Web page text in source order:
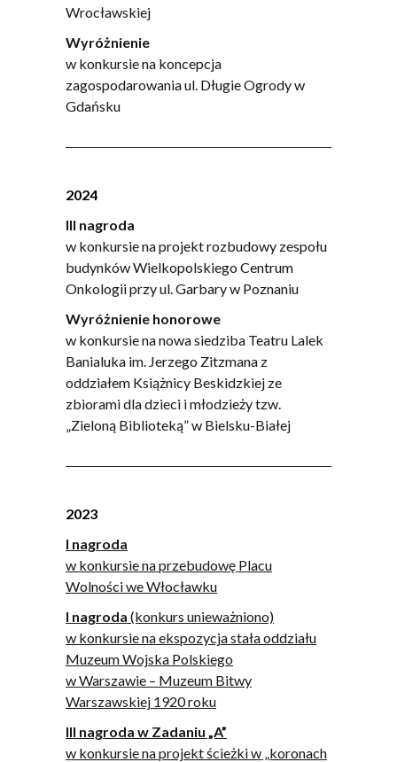
Wrocławskiej
Wyróżnienie
w konkursie na koncepcja
zagospodarowania ul. Długie Ogrody w
Gdańsku
2024
III nagroda
w konkursie na projekt rozbudowy zespołu
budynków Wielkopolskiego Centrum
Onkologii przy ul. Garbary w Poznaniu
Wyróżnienie honorowe
w konkursie na nowa siedziba Teatru Lalek
Banialuka im. Jerzego Zitzmana z
oddziałem Książnicy Beskidzkiej ze
zbiorami dla dzieci i młodzieży tzw.
„Zieloną Biblioteką” w Bielsku-Białej
2023
I nagroda
w konkursie na przebudowę Placu
Wolności we Włocławku
I nagroda (konkurs unieważniono)
w konkursie na ekspozycja stała oddziału
Muzeum Wojska Polskiego
w Warszawie – Muzeum Bitwy
Warszawskiej 1920 roku
III nagroda w Zadaniu „A”
w konkursie na projekt ścieżki w „koronach